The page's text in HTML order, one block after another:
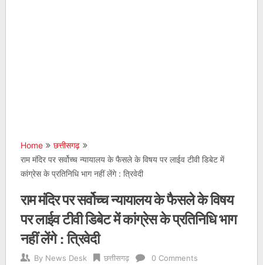
Home
छत्तीसगढ़
राम मंदिर पर सर्वोच्च न्यायालय के फैसले के विषय पर लाईव टीवी डिबेट में
कांग्रेस के प्रतिनिधि भाग नहीं लेंगे : त्रिवेदी
राम मंदिर पर सर्वोच्च न्यायालय के फैसले के विषय
पर लाईव टीवी डिबेट में कांग्रेस के प्रतिनिधि भाग
नहीं लेंगे : त्रिवेदी
By News Desk छत्तीसगढ़ 0 Comments